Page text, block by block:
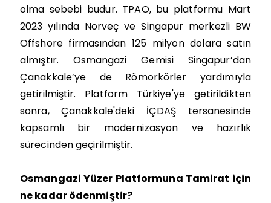
olma sebebi budur. TPAO, bu platformu Mart
2023 yılında Norveç ve Singapur merkezli BW
Offshore firmasından 125 milyon dolara satın
almıştır. Osmangazi Gemisi Singapur’dan
Çanakkale’ye de Römorkörler yardımıyla
getirilmiştir. Platform Türkiye'ye getirildikten
sonra, Çanakkale'deki İÇDAŞ tersanesinde
kapsamlı bir modernizasyon ve hazırlık
sürecinden geçirilmiştir.
Osmangazi Yüzer Platformuna Tamirat için
ne kadar ödenmiştir?